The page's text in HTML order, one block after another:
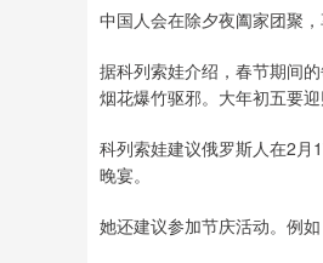
中国人会在除夕夜阖家团聚
据科列索娃介绍，春节期间
烟花爆竹驱邪。大年初五要
科列索娃建议俄罗斯人在2月
晚宴。
她还建议参加节庆活动。例